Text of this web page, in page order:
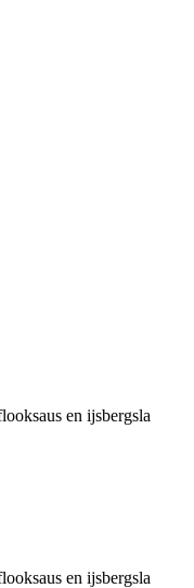
en ijsbergsla
en ijsbergsla